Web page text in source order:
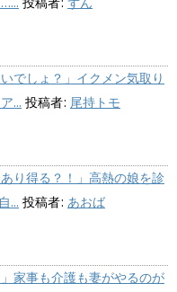
でしょ？」イクメン気取り
... 投稿者: 尾持トモ
あり得る？！」高熱の娘を診
... 投稿者: あおば
」家事も介護も妻がやるのが